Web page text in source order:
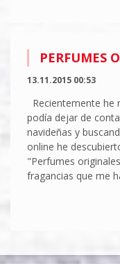
PERFUMES
13.11.2015 00:53
Recientemente he
podía dejar de
navideñas y
online he
"Perfumes
fragancias que me